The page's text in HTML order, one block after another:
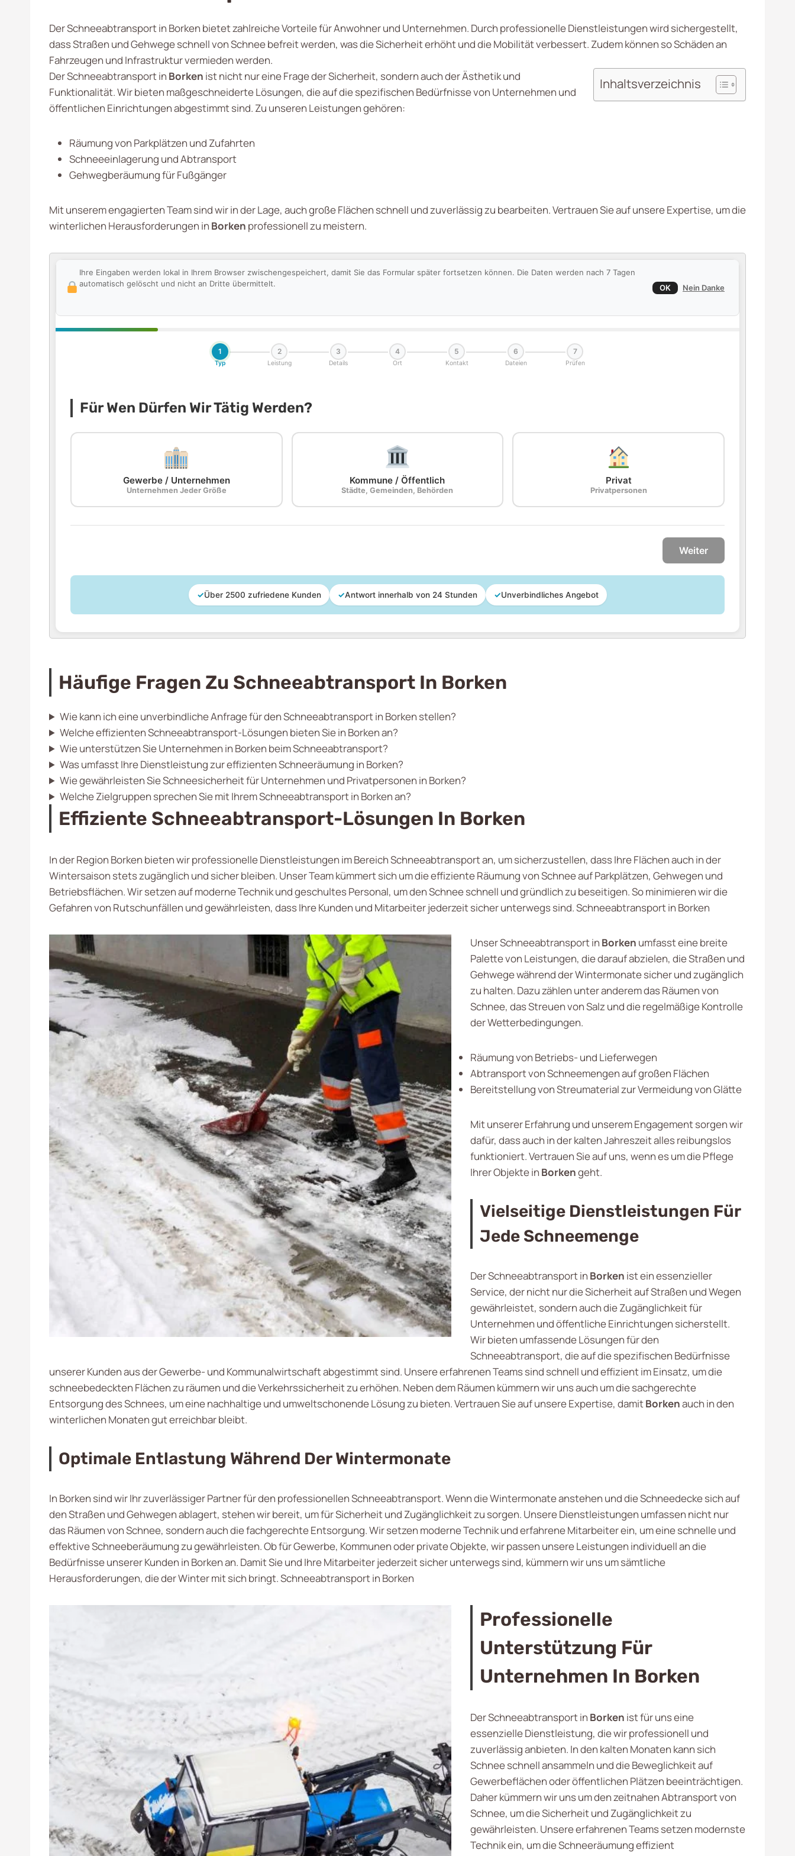
Der Schneeabtransport in Borken bietet zahlreiche Vorteile für Anwohner und Unternehmen. Durch professionelle Dienstleistungen wird sichergestellt,
dass Straßen und Gehwege schnell von Schnee befreit werden, was die Sicherheit erhöht und die Mobilität verbessert. Zudem können so Schäden an
Fahrzeugen und Infrastruktur vermieden werden.
Inhaltsverzeichnis
Der Schneeabtransport in Borken ist nicht nur eine Frage der Sicherheit, sondern auch der Ästhetik und
Funktionalität. Wir bieten maßgeschneiderte Lösungen, die auf die spezifischen Bedürfnisse von Unternehmen und
öffentlichen Einrichtungen abgestimmt sind. Zu unseren Leistungen gehören:
Räumung von Parkplätzen und Zufahrten
Schneeeinlagerung und Abtransport
Gehwegberäumung für Fußgänger
Mit unserem engagierten Team sind wir in der Lage, auch große Flächen schnell und zuverlässig zu bearbeiten. Vertrauen Sie auf unsere Expertise, um die
winterlichen Herausforderungen in Borken professionell zu meistern.
Ihre Eingaben werden lokal in Ihrem Browser zwischengespeichert, damit Sie das Formular später fortsetzen können. Die Daten werden nach 7 Tagen
automatisch gelöscht und nicht an Dritte übermittelt.
OK Nein Danke
1
Typ
2
Leistung
3
Details
4
Ort
5
Kontakt
6
Dateien
7
Prüfen
Für Wen Dürfen Wir Tätig Werden?
Gewerbe / Unternehmen
Unternehmen Jeder Größe
Kommune / Öffentlich
Städte, Gemeinden, Behörden
Privat
Privatpersonen
Weiter
✓Über 2500 zufriedene Kunden ✓Antwort innerhalb von 24 Stunden ✓Unverbindliches Angebot
Häufige Fragen Zu Schneeabtransport In Borken
Wie kann ich eine unverbindliche Anfrage für den Schneeabtransport in Borken stellen?
Welche effizienten Schneeabtransport-Lösungen bieten Sie in Borken an?
Wie unterstützen Sie Unternehmen in Borken beim Schneeabtransport?
Was umfasst Ihre Dienstleistung zur effizienten Schneeräumung in Borken?
Wie gewährleisten Sie Schneesicherheit für Unternehmen und Privatpersonen in Borken?
Welche Zielgruppen sprechen Sie mit Ihrem Schneeabtransport in Borken an?
Effiziente Schneeabtransport-Lösungen In Borken
In der Region Borken bieten wir professionelle Dienstleistungen im Bereich Schneeabtransport an, um sicherzustellen, dass Ihre Flächen auch in der
Wintersaison stets zugänglich und sicher bleiben. Unser Team kümmert sich um die effiziente Räumung von Schnee auf Parkplätzen, Gehwegen und
Betriebsflächen. Wir setzen auf moderne Technik und geschultes Personal, um den Schnee schnell und gründlich zu beseitigen. So minimieren wir die
Gefahren von Rutschunfällen und gewährleisten, dass Ihre Kunden und Mitarbeiter jederzeit sicher unterwegs sind. Schneeabtransport in Borken
Unser Schneeabtransport in Borken umfasst eine breite
Palette von Leistungen, die darauf abzielen, die Straßen und
Gehwege während der Wintermonate sicher und zugänglich
zu halten. Dazu zählen unter anderem das Räumen von
Schnee, das Streuen von Salz und die regelmäßige Kontrolle
der Wetterbedingungen.
Räumung von Betriebs- und Lieferwegen
Abtransport von Schneemengen auf großen Flächen
Bereitstellung von Streumaterial zur Vermeidung von Glätte
Mit unserer Erfahrung und unserem Engagement sorgen wir
dafür, dass auch in der kalten Jahreszeit alles reibungslos
funktioniert. Vertrauen Sie auf uns, wenn es um die Pflege
Ihrer Objekte in Borkengeht.
Vielseitige Dienstleistungen Für
Jede Schneemenge
Der Schneeabtransport in Borken ist ein essenzieller
Service, der nicht nur die Sicherheit auf Straßen und Wegen
gewährleistet, sondern auch die Zugänglichkeit für
Unternehmen und öffentliche Einrichtungen sicherstellt.
Wir bieten umfassende Lösungen für den
Schneeabtransport, die auf die spezifischen Bedürfnisse
unserer Kunden aus der Gewerbe- und Kommunalwirtschaft abgestimmt sind. Unsere erfahrenen Teams sind schnell und effizient im Einsatz, um die
schneebedeckten Flächen zu räumen und die Verkehrssicherheit zu erhöhen. Neben dem Räumen kümmern wir uns auch um die sachgerechte
Entsorgung des Schnees, um eine nachhaltige und umweltschonende Lösung zu bieten. Vertrauen Sie auf unsere Expertise, damitBorkenauch in den
winterlichen Monaten gut erreichbar bleibt.
Optimale Entlastung Während Der Wintermonate
In Borken sind wir Ihr zuverlässiger Partner für den professionellen Schneeabtransport. Wenn die Wintermonate anstehen und die Schneedecke sich auf
den Straßen und Gehwegen ablagert, stehen wir bereit, um für Sicherheit und Zugänglichkeit zu sorgen. Unsere Dienstleistungen umfassen nicht nur
das Räumen von Schnee, sondern auch die fachgerechte Entsorgung. Wir setzen moderne Technik und erfahrene Mitarbeiter ein, um eine schnelle und
effektive Schneeberäumung zu gewährleisten. Ob für Gewerbe, Kommunen oder private Objekte, wir passen unsere Leistungen individuell an die
Bedürfnisse unserer Kunden in Borken an. Damit Sie und Ihre Mitarbeiter jederzeit sicher unterwegs sind, kümmern wir uns um sämtliche
Herausforderungen, die der Winter mit sich bringt. Schneeabtransport in Borken
Professionelle
Unterstützung Für
Unternehmen In Borken
Der Schneeabtransport in Borken ist für uns eine
essenzielle Dienstleistung, die wir professionell und
zuverlässig anbieten. In den kalten Monaten kann sich
Schnee schnell ansammeln und die Beweglichkeit auf
Gewerbeflächen oder öffentlichen Plätzen beeinträchtigen.
Daher kümmern wir uns um den zeitnahen Abtransport von
Schnee, um die Sicherheit und Zugänglichkeit zu
gewährleisten. Unsere erfahrenen Teams setzen modernste
Technik ein, um die Schneeräumung effizient